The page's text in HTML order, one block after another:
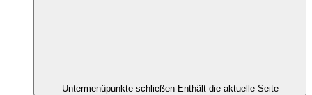
Untermenüpunkte schließen Enthält die aktuelle Seite